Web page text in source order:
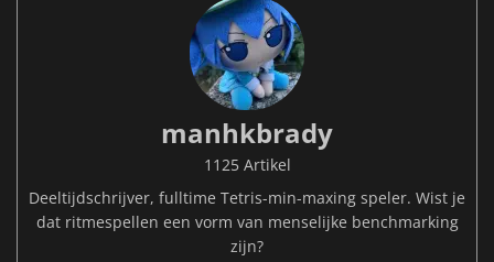
manhkbrady
1125 Artikel
Deeltijdschrijver, fulltime Tetris-min-maxing speler. Wist je
dat ritmespellen een vorm van menselijke benchmarking
zijn?